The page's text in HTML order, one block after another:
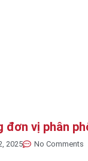
đơn vị phân
2025 No Comments